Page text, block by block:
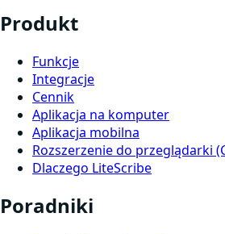
Produkt
Funkcje
Integracje
Cennik
Aplikacja na komputer
Aplikacja mobilna
Rozszerzenie do przeglądarki
Dlaczego LiteScribe
Poradniki